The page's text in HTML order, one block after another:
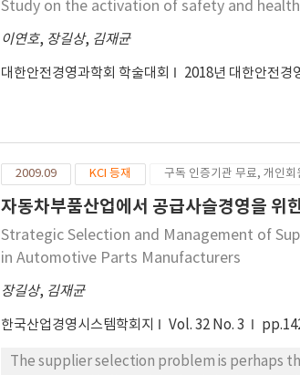
Study on the activation of safety and
이연호, 장길상, 김재균
대한안전경영과학회 학술대회 2018년 대한안전경
2009.09 KCI 등재 구독 인증기관 무료, 개인회
자동차부품산업에서 공급사슬경영을 위
Strategic Selection and Management of
in Automotive Parts Manufacturers
장길상, 김재균
한국산업경영시스템학회지 Vol. 32 No. 3
The supplier selection problem is perhaps